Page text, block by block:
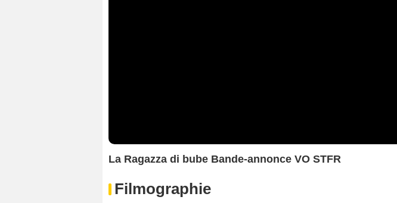
La Ragazza di bube Bande-annonce VO STFR
Filmographie